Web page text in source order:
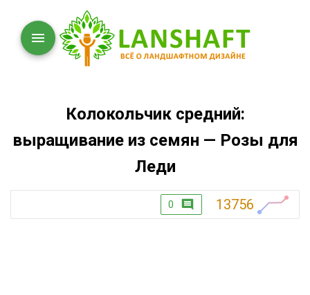
Колокольчик средний:
выращивание из семян — Розы для
Леди
0 13756